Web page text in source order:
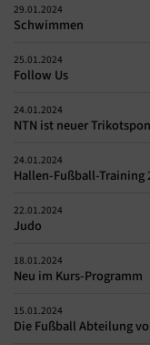
29.01.2024
Schwimmen
25.01.2024
Follow Us
24.01.2024
NTN ist neuer
24.01.2024
Hallen-Fußball-Training
22.01.2024
Judo
18.01.2024
Neu im Kurs-Programm
15.01.2024
Die Fußball Abteilung